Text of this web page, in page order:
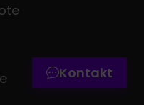
Kontakt